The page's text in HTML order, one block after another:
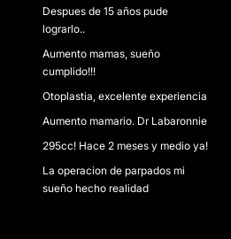
Despues de 15 años pude
lograrlo..
Aumento mamas, sueño
cumplido!!!
Otoplastia, excelente experiencia
Aumento mamario. Dr Labaronnie
295cc! Hace 2 meses y medio ya!
La operacion de parpados mi
sueño hecho realidad